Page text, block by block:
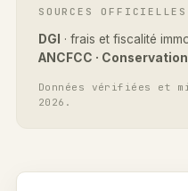
SOURCES OFFICIELLES
DGI
· frais et fiscalité
ANCFCC ·
Données vérifiées et
2026.